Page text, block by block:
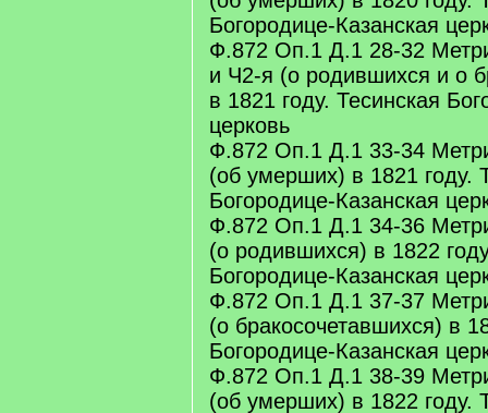
Богородице-Казанская
Ф.872 Оп.1 Д.1 28-32
и Ч2-я (о родившихся и о
в 1821 году. Тесинская
церковь
Ф.872 Оп.1 Д.1 33-34
(об умерших) в 1821 году.
Богородице-Казанская
Ф.872 Оп.1 Д.1 34-36
(о родившихся) в 1822
Богородице-Казанская
Ф.872 Оп.1 Д.1 37-37
(о бракосочетавшихся) в
Богородице-Казанская
Ф.872 Оп.1 Д.1 38-39
(об умерших) в 1822 году.